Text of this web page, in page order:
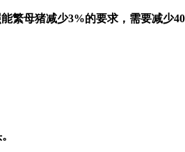
繁母猪减少3%的要求，需要减少